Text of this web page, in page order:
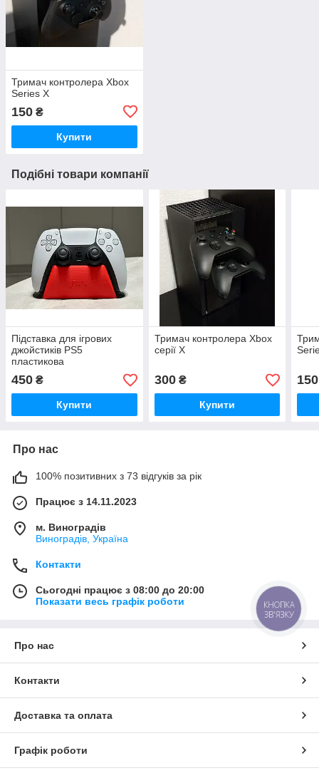
Тримач контролера Xbox
Series X
150 ₴
Купити
Подібні товари компанії
Підставка для ігрових
джойстиків PS5
пластикова
450 ₴
Купити
Тримач контролера Xbox
серії X
300₴
Купити
150
Про нас
100% позитивних з 73 відгуків за рік
Працює з 14.11.2023
м. Виноградів
Виноградів, Україна
Контакти
Сьогодні працює з 08:00 до 20:00
Показати весь графік роботи
Про нас
Контакти
Доставка та оплата
Графік роботи
КНОПКА
ЗВ'ЯЗКУ